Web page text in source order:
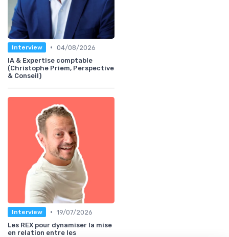
Interview • 04/08/2026
IA & Expertise comptable
(Christophe Priem, Perspective
& Conseil)
Interview • 19/07/2026
Les REX pour dynamiser la mise
en relation entre les